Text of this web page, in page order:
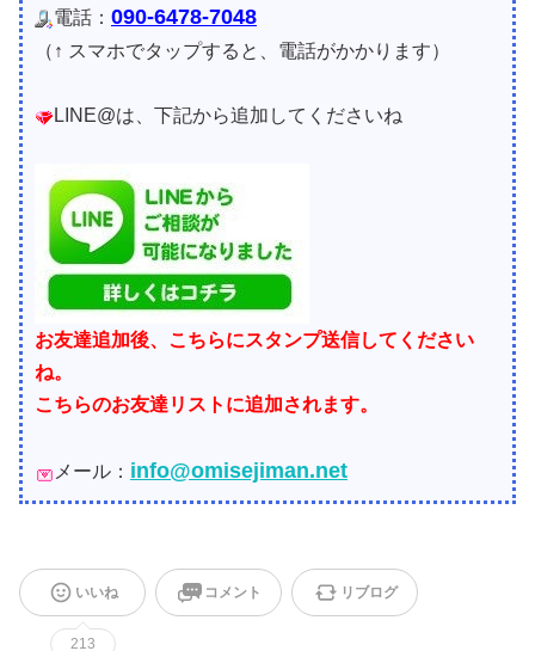
電話： 090-6478-7048
（↑ スマホでタップすると、電話がかかります）
LINE@は、下記から追加してくださいね
お友達追加後、こちらにスタンプ送信してください
ね。
こちらのお友達リストに追加されます。
メール： info@omisejiman.net
いいね
213
コメント リブログ